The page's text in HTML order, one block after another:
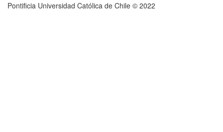
Pontificia Universidad Católica de Chile © 2022